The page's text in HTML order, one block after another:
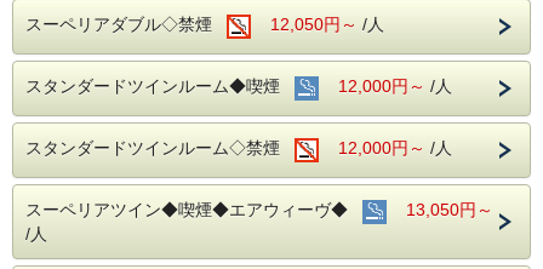
お財布にも優しい ＋ お客様にも優しいホテルです♪♪
ご予約お待ちしてます(*^o^)ノ
スーペリアダブル◇禁煙 12,050円～ /人
スタンダードツインルーム◆喫煙 12,000円～ /人
スタンダードツインルーム◇禁煙 12,000円～ /人
スーペリアツイン◆喫煙◆エアウィーヴ◆
13,050円～
/人